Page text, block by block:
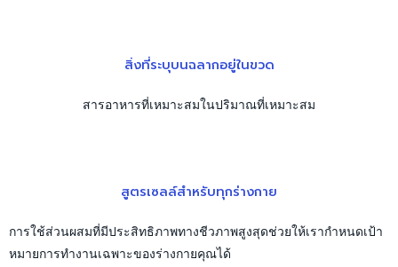
สิ่งที่ระบุบนฉลากอยู่ในขวด
สารอาหารที่เหมาะสมในปริมาณที่เหมาะสม
สูตรเซลล์สำหรับทุกร่างกาย
การใช้ส่วนผสมที่มีประสิทธิภาพทางชีวภาพสูงสุดช่วยให้เรากำหนดเป้า
หมายการทำงานเฉพาะของร่างกายคุณได้